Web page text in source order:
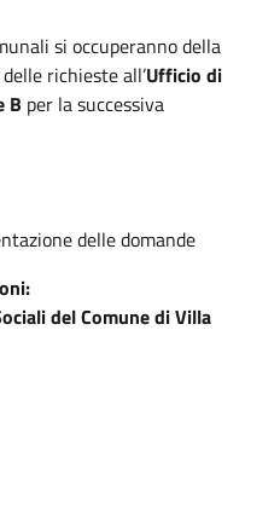
si occuperanno della
richieste all’Ufficio di
B per la successiva
delle domande
del Comune di Villa